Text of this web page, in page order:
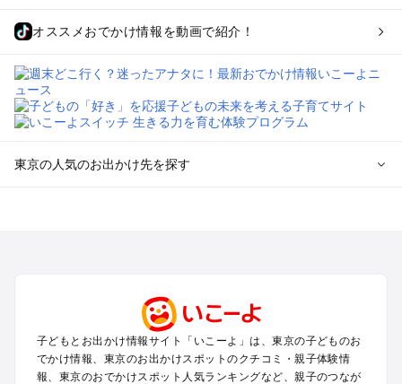
オススメおでかけ情報を動画で紹介！
東京の人気のお出かけ先を探す
町田・相模原・愛川・上野原のプールお出かけ
渋谷・原宿・恵比寿・中目黒・自由が丘のプールお出かけ
池袋・赤羽・王子・巣鴨・目白・石神井のプールお出かけ
新宿・高田馬場・代々木・千駄ヶ谷のプールお出かけ
子どもとお出かけ情報サイト「いこーよ」は、東京の子どものお
でかけ情報、東京のお出かけスポットのクチコミ・親子体験情
報、東京のおでかけスポット人気ランキングなど、親子のつなが